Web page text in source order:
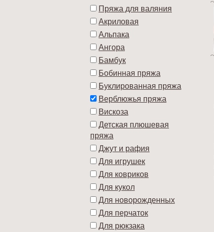
Пряжа для валяния
Акриловая
Альпака
Ангора
Бамбук
Бобинная пряжа
Буклированная пряжа
Верблюжья пряжа
Вискоза
Детская плюшевая
пряжа
Джут и рафия
Для игрушек
Для ковриков
Для кукол
Для новорожденных
Для перчаток
Для рюкзака